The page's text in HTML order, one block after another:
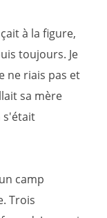
à la figure,
toujours. Je
ne riais pas et
sa mère
s'était
camp
Trois